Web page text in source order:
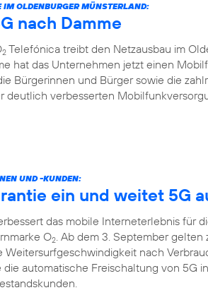
IM OLDENBURGER MÜNSTERLAND:
nach Damme
2 Telefónica treibt den Netzausbau im
hat das Unternehmen jetzt einen
Bürgerinnen und Bürger sowie die
deutlich verbesserten
UND -KUNDEN:
ein und weitet 5G
das mobile Interneterlebnis für
O2. Ab dem 3. September gelten
nach
automatische Freischaltung von 5G